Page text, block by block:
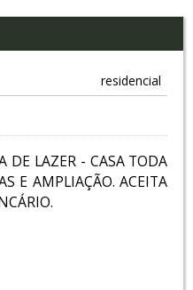
residencial
DE LAZER - CASA TODA
E AMPLIAÇÃO. ACEITA